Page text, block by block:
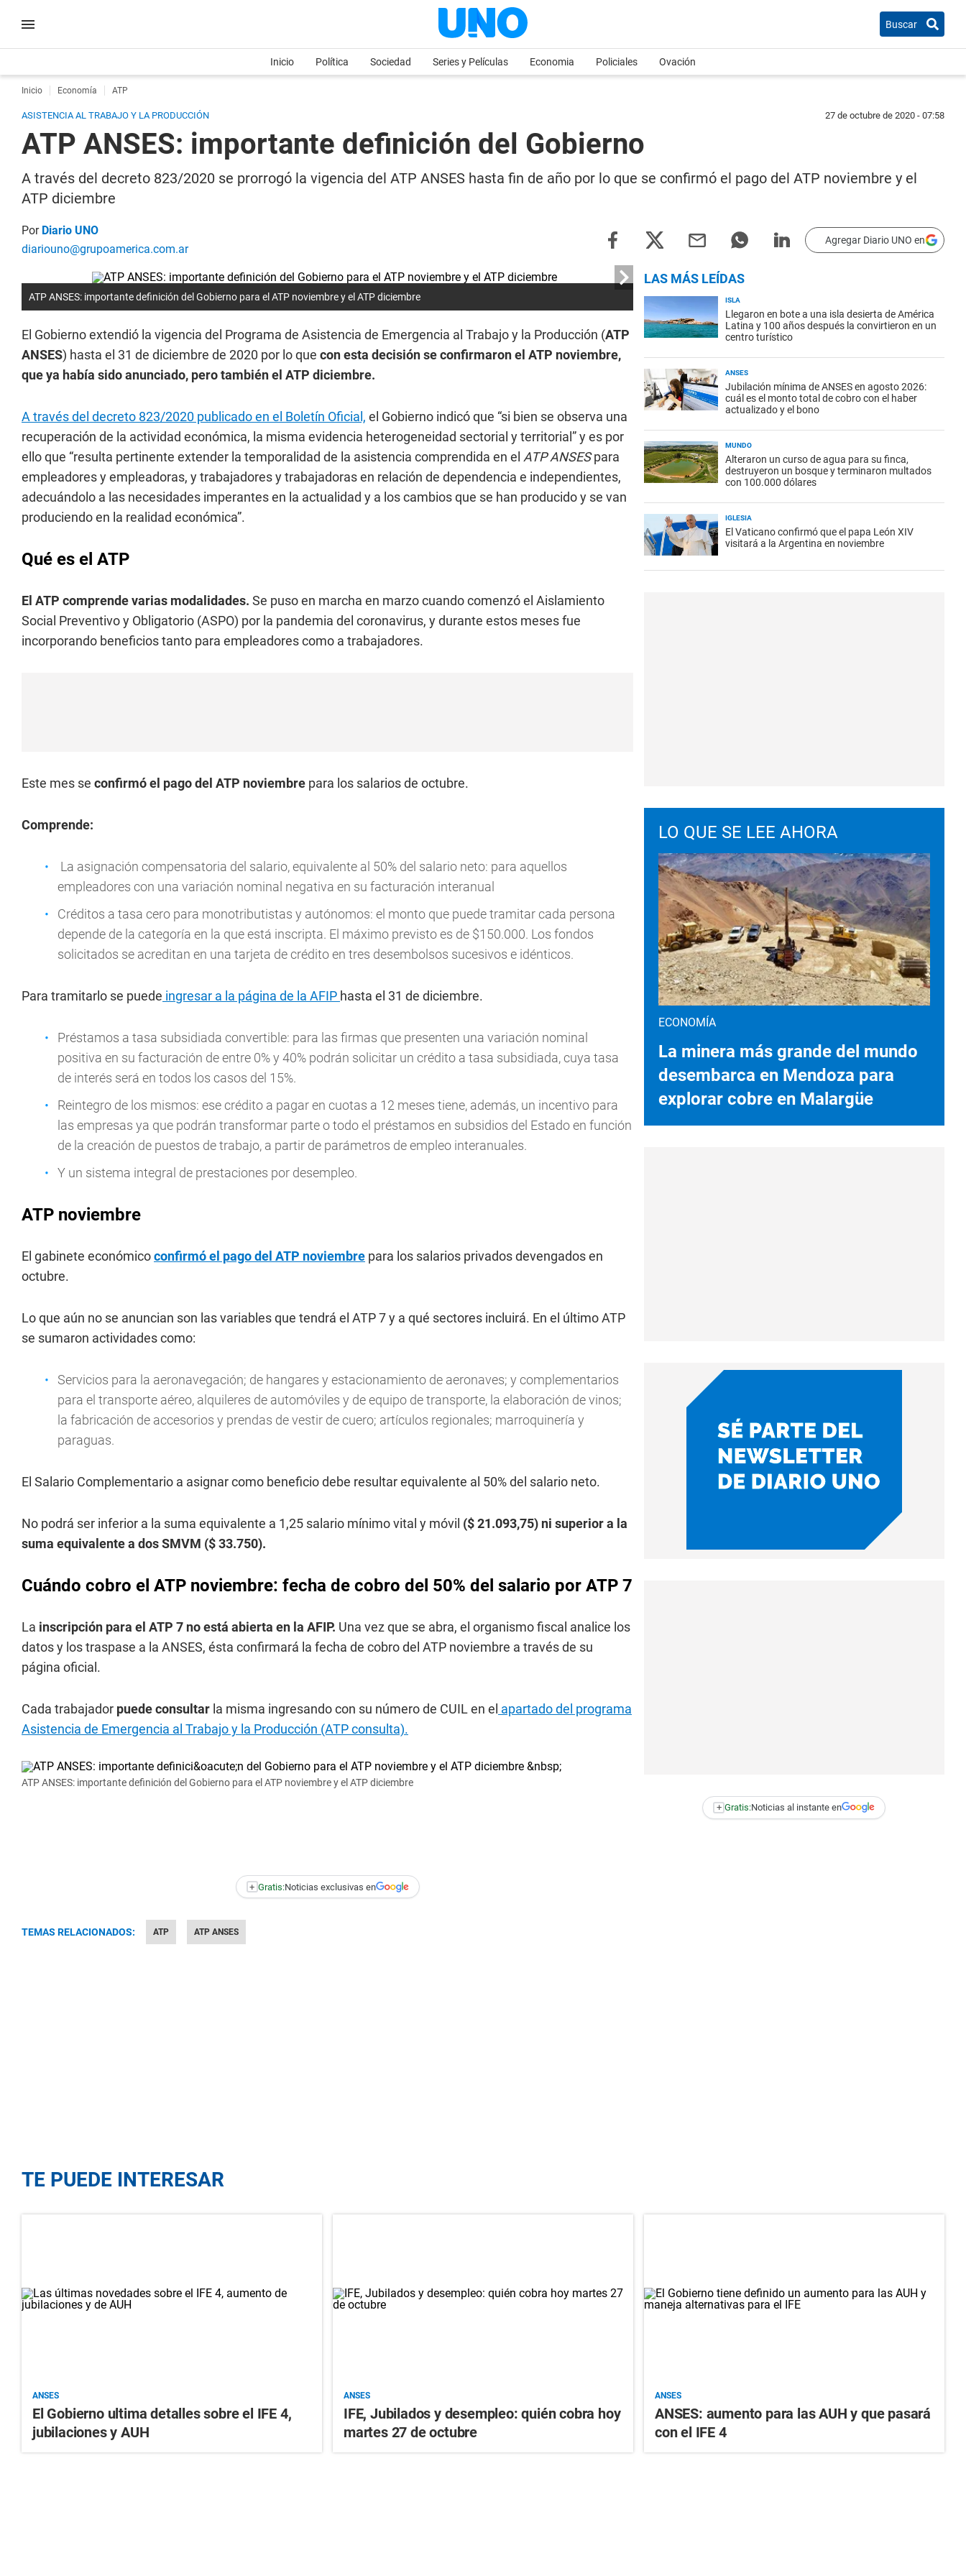
Buscar
Inicio Política Sociedad Series y Películas Economia Policiales Ovación
Inicio Economía ATP
ASISTENCIA AL TRABAJO Y LA PRODUCCIÓN 27 de octubre de 2020 - 07:58
ATP ANSES: importante definición del Gobierno
A través del decreto 823/2020 se prorrogó la vigencia del ATP ANSES hasta fin de año por lo que se confirmó el pago del ATP noviembre y el
ATP diciembre
Por Diario UNO
diariouno@grupoamerica.com.ar
Agregar Diario UNO en
ATP ANSES: importante definición del Gobierno para el ATP noviembre y el ATP diciembre
El Gobierno extendió la vigencia del Programa de Asistencia de Emergencia al Trabajo y la Producción (ATP
ANSES) hasta el 31 de diciembre de 2020 por lo que con esta decisión se confirmaron el ATP noviembre,
que ya había sido anunciado, pero también el ATP diciembre.
A través del decreto 823/2020 publicado en el Boletín Oficial, el Gobierno indicó que “si bien se observa una
recuperación de la actividad económica, la misma evidencia heterogeneidad sectorial y territorial” y es por
ello que “resulta pertinente extender la temporalidad de la asistencia comprendida en el ATP ANSESpara
empleadores y empleadoras, y trabajadores y trabajadoras en relación de dependencia e independientes,
adecuándolo a las necesidades imperantes en la actualidad y a los cambios que se han producido y se van
produciendo en la realidad económica”.
Qué es el ATP
El ATP comprende varias modalidades. Se puso en marcha en marzo cuando comenzó el Aislamiento
Social Preventivo y Obligatorio (ASPO) por la pandemia del coronavirus, y durante estos meses fue
incorporando beneficios tanto para empleadores como a trabajadores.
Este mes se confirmó el pago del ATP noviembre para los salarios de octubre.
Comprende:
La asignación compensatoria del salario, equivalente al 50% del salario neto: para aquellos
empleadores con una variación nominal negativa en su facturación interanual
Créditos a tasa cero para monotributistas y autónomos: el monto que puede tramitar cada persona
depende de la categoría en la que está inscripta. El máximo previsto es de $150.000. Los fondos
solicitados se acreditan en una tarjeta de crédito en tres desembolsos sucesivos e idénticos.
Para tramitarlo se puede ingresar a la página de la AFIP hasta el 31 de diciembre.
Préstamos a tasa subsidiada convertible: para las firmas que presenten una variación nominal
positiva en su facturación de entre 0% y 40% podrán solicitar un crédito a tasa subsidiada, cuya tasa
de interés será en todos los casos del 15%.
Reintegro de los mismos: ese crédito a pagar en cuotas a 12 meses tiene, además, un incentivo para
las empresas ya que podrán transformar parte o todo el préstamos en subsidios del Estado en función
de la creación de puestos de trabajo, a partir de parámetros de empleo interanuales.
Y un sistema integral de prestaciones por desempleo.
ATP noviembre
El gabinete económicoconfirmó el pago del ATP noviembre para los salarios privados devengados en
octubre.
Lo que aún no se anuncian son las variables que tendrá el ATP 7 y a qué sectores incluirá. En el último ATP
se sumaron actividades como:
Servicios para la aeronavegación; de hangares y estacionamiento de aeronaves; y complementarios
para el transporte aéreo, alquileres de automóviles y de equipo de transporte, la elaboración de vinos;
la fabricación de accesorios y prendas de vestir de cuero; artículos regionales; marroquinería y
paraguas.
El Salario Complementario a asignar como beneficio debe resultar equivalente al 50% del salario neto.
No podrá ser inferior a la suma equivalente a 1,25 salario mínimo vital y móvil ($ 21.093,75) ni superior a la
suma equivalente a dos SMVM ($ 33.750).
Cuándo cobro el ATP noviembre: fecha de cobro del 50% del salario por ATP 7
La inscripción para el ATP 7 no está abierta en la AFIP. Una vez que se abra, el organismo fiscal analice los
datos y los traspase a la ANSES, ésta confirmará la fecha de cobro del ATP noviembre a través de su
página oficial.
Cada trabajador puede consultar la misma ingresando con su número de CUIL en el apartado del programa
Asistencia de Emergencia al Trabajo y la Producción (ATP consulta).
ATP ANSES: importante definición del Gobierno para el ATP noviembre y el ATP diciembre
+ Gratis:Noticias exclusivas en
TEMAS RELACIONADOS: ATP ATP ANSES
LAS MÁS LEÍDAS
ISLA
Llegaron en bote a una isla desierta de América
Latina y 100 años después la convirtieron en un
centro turístico
ANSES
Jubilación mínima de ANSES en agosto 2026:
cuál es el monto total de cobro con el haber
actualizado y el bono
MUNDO
Alteraron un curso de agua para su finca,
destruyeron un bosque y terminaron multados
con 100.000 dólares
IGLESIA
El Vaticano confirmó que el papa León XIV
visitará a la Argentina en noviembre
LO QUE SE LEE AHORA
ECONOMÍA
La minera más grande del mundo
desembarca en Mendoza para
explorar cobre en Malargüe
+ Gratis:Noticias al instante en
TE PUEDE INTERESAR
ANSES
El Gobierno ultima detalles sobre el IFE 4,
jubilaciones y AUH
ANSES
IFE, Jubilados y desempleo: quién cobra hoy
martes 27 de octubre
ANSES
ANSES: aumento para las AUH y que pasará
con el IFE 4